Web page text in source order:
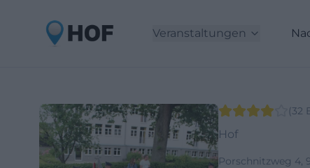
Veranstaltungen
(32
Hof
Porschnitzweg 4,